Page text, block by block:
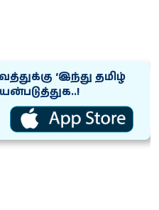
‘இந்து தமிழ்